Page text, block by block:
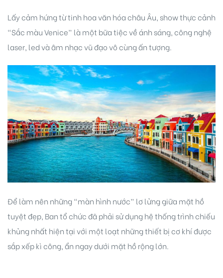
Lấy cảm hứng từ tinh hoa văn hóa châu Âu, show thực cảnh
“Sắc màu Venice” là một bữa tiệc về ánh sáng, công nghệ
laser, led và âm nhạc vũ đạo vô cùng ấn tượng.
Để làm nên những “màn hình nước” lơ lửng giữa mặt hồ
tuyệt đẹp, Ban tổ chức đã phải sử dụng hệ thống trình chiếu
khủng nhất hiện tại với một loạt những thiết bị cơ khí được
sắp xếp kì công, ẩn ngay dưới mặt hồ rộng lớn.